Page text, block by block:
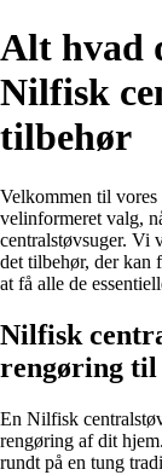
Alt hvad
Nilfisk
tilbehør
Velkommen til
velinformeret valg,
centralstøvsuger. Vi
det tilbehør, der kan
at få alle de
Nilfisk
rengøring
En Nilfisk
rengøring af dit
rundt på en tung